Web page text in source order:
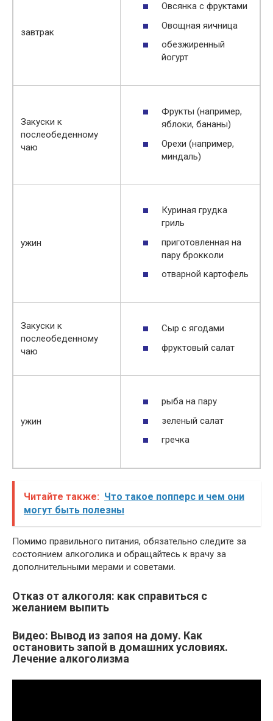
завтрак
Овсянка с фруктами
Овощная яичница
обезжиренный
йогурт
Закуски к
послеобеденному
чаю
Фрукты (например,
яблоки, бананы)
Орехи (например,
миндаль)
ужин
Куриная грудка
гриль
приготовленная на
пару брокколи
отварной картофель
Закуски к
послеобеденному
чаю
Сыр с ягодами
фруктовый салат
ужин
рыба на пару
зеленый салат
гречка
Читайте также: Что такое попперс и чем они
могут быть полезны
Помимо правильного питания, обязательно следите за
состоянием алкоголика и обращайтесь к врачу за
дополнительными мерами и советами.
Отказ от алкоголя: как справиться с
желанием выпить
Видео: Вывод из запоя на дому. Как
остановить запой в домашних условиях.
Лечение алкоголизма